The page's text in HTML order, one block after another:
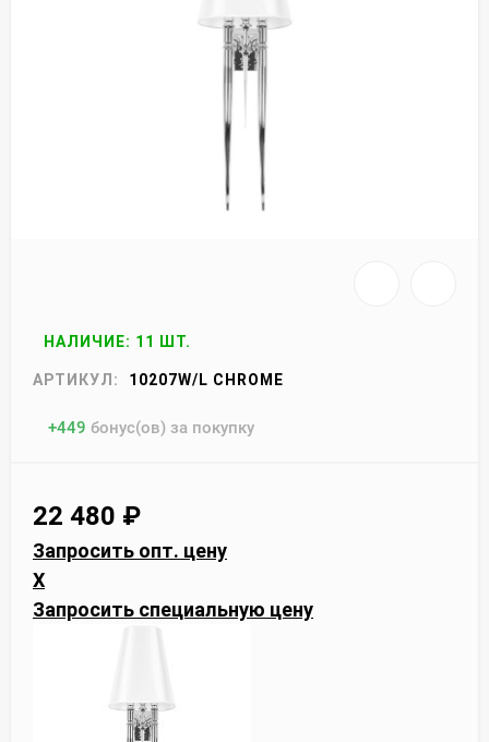
НАЛИЧИЕ: 11 ШТ.
АРТИКУЛ: 10207W/L CHROME
+449 бонус(ов) за покупку
22 480 ₽
Запросить опт. цену
X
Запросить специальную цену